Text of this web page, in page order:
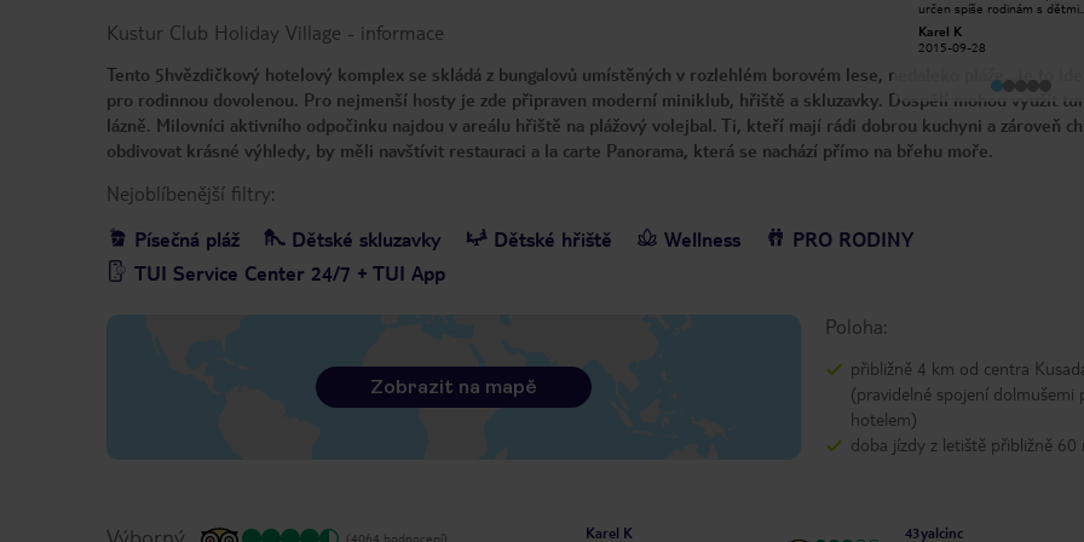
určen spíše rodinám s dětmi.
udržované, ovšem služby
poskytované na velmi slabé
doporučuji, ale jinak já osobně
Karel K
2015-09-28
Kustur Club Holiday Village - informace
Tento 5hvězdičkový hotelový komplex se skládá z bungalovů umístěných v rozlehlém borovém lese, nedaleko pláže. Je to
pro rodinnou dovolenou. Pro nejmenší hosty je zde připraven moderní miniklub, hřiště a skluzavky. Dospělí mohou využít
lázně. Milovníci aktivního odpočinku najdou v areálu hřiště na plážový volejbal. Ti, kteří mají rádi dobrou kuchyni a zároveň
obdivovat krásné výhledy, by měli navštívit restauraci a la carte Panorama, která se nachází přímo na břehu moře.
Nejoblíbenější filtry:
Písečná pláž
Dětské skluzavky Dětské hřiště Wellness
PRO RODINY
TUI Service Center 24/7 + TUI App
Poloha:
přibližně 4 km od centra
(pravidelné spojení dolmušemi
hotelem)
doba jízdy z letiště přibližně 60
Zobrazit na mapě
(4064 hodnocení)
Karel K
43yalcinc